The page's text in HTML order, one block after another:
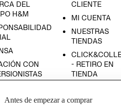
DEL
H&M
CON
CLIENTE
MI CUENTA
NUESTRAS
TIENDAS
- RETIRO EN
TIENDA
CONDICIONES
Antes de empezar a comprar